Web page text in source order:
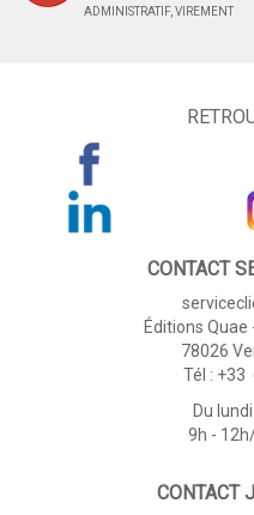
ADMINISTRATIF, VIREMENT
CONTACT
Éditions Quae
78026
Tél : +33
Du
9h -
CONTACT